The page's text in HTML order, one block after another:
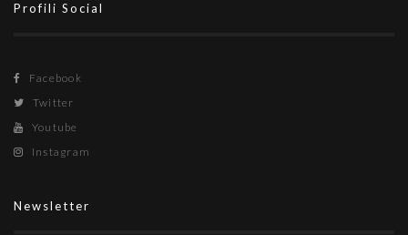
Profili Social
Facebook
Twitter
Youtube
Instagram
Newsletter